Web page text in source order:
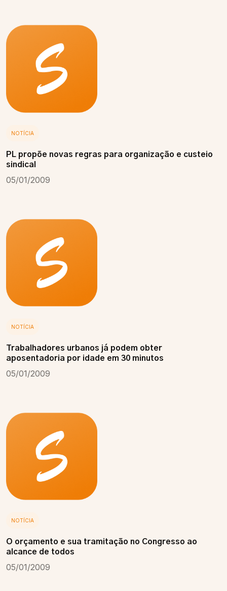
NOTÍCIA
PL propõe novas regras para organização e custeio
sindical
05/01/2009
NOTÍCIA
Trabalhadores urbanos já podem obter
aposentadoria por idade em 30 minutos
05/01/2009
NOTÍCIA
O orçamento e sua tramitação no Congresso ao
alcance de todos
05/01/2009